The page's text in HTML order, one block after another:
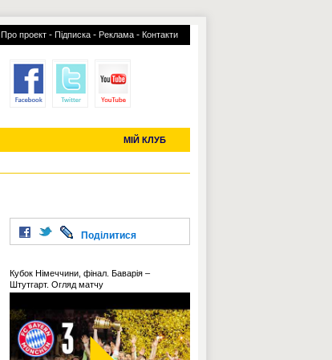
Про проект - Підписка - Реклама - Контакти
МІЙ КЛУБ
УСІ ТРАНСФЕРИ
Поділитися
Кубок Німеччини, фінал. Баварія –
Штутгарт. Огляд матчу